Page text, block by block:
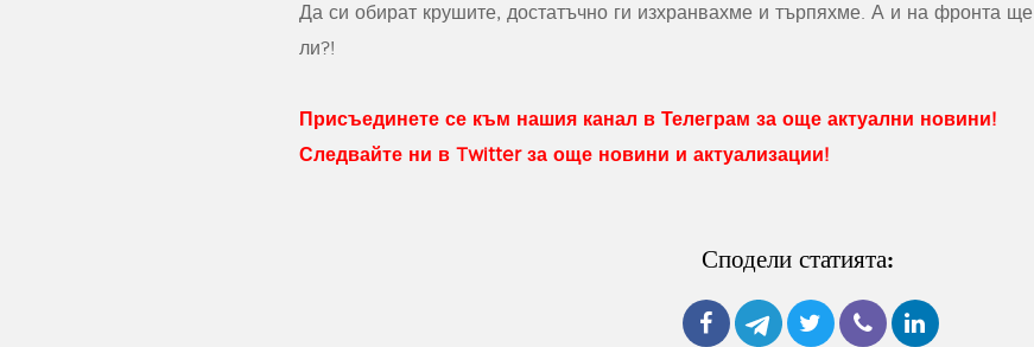
Да си обират крушите, достатъчно ги изхранвахме и търпяхме. А и на фронта
ли?!
Присъединете се към нашия канал в Телеграм за още актуални новини!
Следвайте ни в Twitter за още новини и актуализации!
Сподели статията: